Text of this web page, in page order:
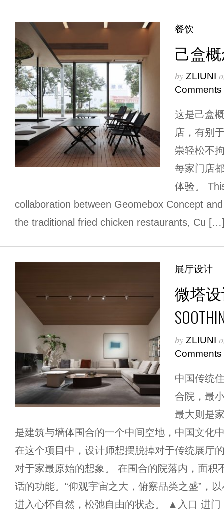
餐饮
己盒
by ZLIUNI
Comments
这是己盒
店，有别
崇轻松不
每家门店
体验。
collaboration between Geomebox Concept
the traditional fried chicken restaurants, Cu
展厅设计
微塔
by ZLIUNI
Comments
中国传统
合院，最
最大则是
是建筑与墙体围合的一个中间空地，中国文化
在这个项目中，设计师想摆脱掉对于传统展厅
对于家最原始的想象。 在围合的院落内，面积
话的功能。“仰观宇宙之大，俯察品类之盛”，
进入心怀自然，松弛自由的状态。 ▲入口 进